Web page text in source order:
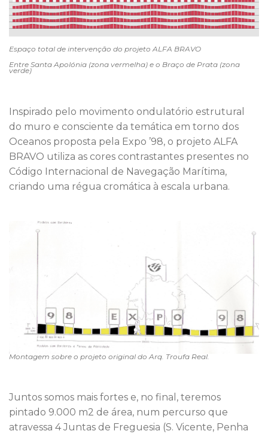
Espaço total de intervenção do projeto ALFA BRAVO
Entre Santa Apolónia (zona vermelha) e o Braço de Prata (zona
verde)
Inspirado pelo movimento ondulatório estrutural
do muro e consciente da temática em torno dos
Oceanos proposta pela Expo ’98, o projeto ALFA
BRAVO utiliza as cores contrastantes presentes no
Código Internacional de Navegação Marítima,
criando uma régua cromática à escala urbana.
Montagem sobre o projeto original do Arq. Troufa Real.
Juntos somos mais fortes e, no final, teremos
pintado 9.000 m2 de área, num percurso que
atravessa 4 Juntas de Freguesia (S. Vicente, Penha